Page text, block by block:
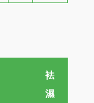
袪
濕